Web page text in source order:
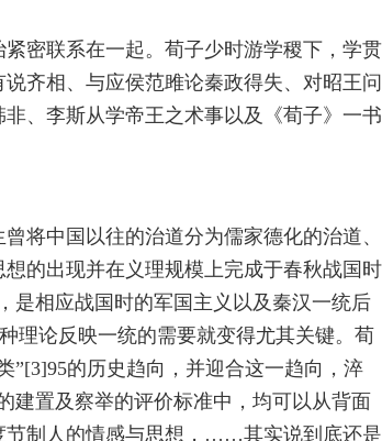
密联系在一起。荀子少时游学稷下，学贯
齐相、与应侯范雎论秦政得失、对昭王问
、李斯从学帝王之术事以及《荀子》一书
将中国以往的治道分为儒家德化的治道、
的出现并在义理规模上完成于春秋战国时
是相应战国时的军国主义以及秦汉一统后
理论反映一统的需要就变得尤其关键。荀
”[3]95的历史趋向，并迎合这一趋向，淬
建置及察举的评价标准中，均可以从背面
节制人的情感与思想，……其实说到底还是